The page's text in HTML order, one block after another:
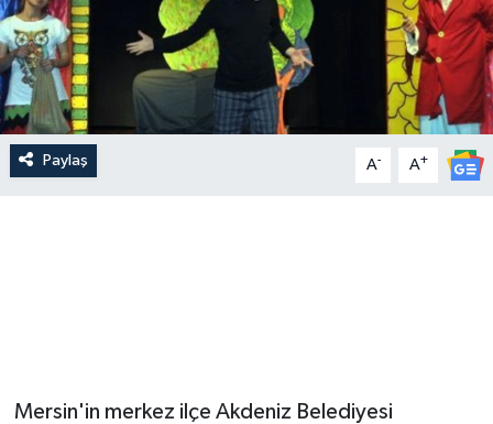
Paylaş A- A+
Mersin'in merkez ilçe Akdeniz Belediyesi